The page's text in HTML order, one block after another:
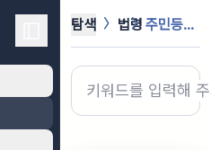
탐색 법령 주민등록법 시행령